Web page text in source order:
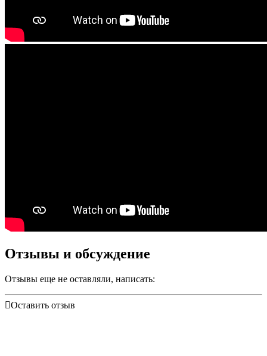
Отзывы и обсуждение
Отзывы еще не оставляли, написать:
Оставить отзыв